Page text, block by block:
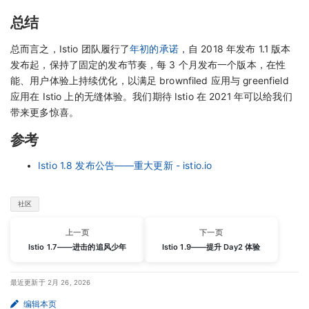
总结
总而言之，Istio 团队履行了年初的承诺，自 2018 年发布 1.1 版本
发布起，保持了固定的发布节奏，每 3 个月发布一个版本，在性
能、用户体验上持续优化，以满足 brownfiled 应用与 greenfield
应用在 Istio 上的无缝体验。我们期待 Istio 在 2021 年可以给我们
带来更多惊喜。
参考
Istio 1.8 发布公告——重大更新 - istio.io
社区
上一页
Istio 1.7——进击的追风少年
下一页
Istio 1.9——提升 Day2 体验
最近更新于 2月 26, 2026
编辑本页